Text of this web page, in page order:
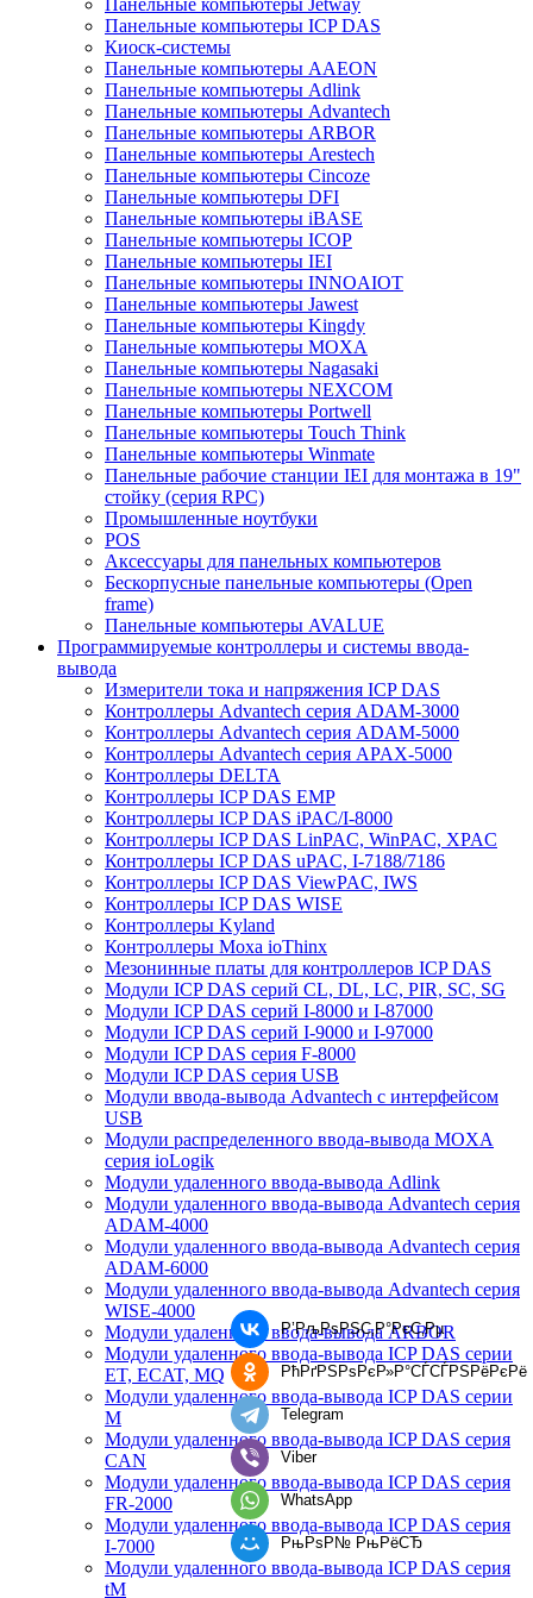
Панельные компьютеры Jetway
Панельные компьютеры ICP DAS
Киоск-системы
Панельные компьютеры AAEON
Панельные компьютеры Adlink
Панельные компьютеры Advantech
Панельные компьютеры ARBOR
Панельные компьютеры Arestech
Панельные компьютеры Cincoze
Панельные компьютеры DFI
Панельные компьютеры iBASE
Панельные компьютеры ICOP
Панельные компьютеры IEI
Панельные компьютеры INNOAIOT
Панельные компьютеры Jawest
Панельные компьютеры Kingdy
Панельные компьютеры MOXA
Панельные компьютеры Nagasaki
Панельные компьютеры NEXCOM
Панельные компьютеры Portwell
Панельные компьютеры Touch Think
Панельные компьютеры Winmate
Панельные рабочие станции IEI для монтажа в 19"
стойку (серия RPC)
Промышленные ноутбуки
POS
Аксессуары для панельных компьютеров
Бескорпусные панельные компьютеры (Open
frame)
Панельные компьютеры AVALUE
Программируемые контроллеры и системы ввода-
вывода
Измерители тока и напряжения ICP DAS
Контроллеры Advantech серия ADAM-3000
Контроллеры Advantech серия ADAM-5000
Контроллеры Advantech серия APAX-5000
Контроллеры DELTA
Контроллеры ICP DAS EMP
Контроллеры ICP DAS iPAC/I-8000
Контроллеры ICP DAS LinPAC, WinPAC, XPAC
Контроллеры ICP DAS uPAC, I-7188/7186
Контроллеры ICP DAS ViewPAC, IWS
Контроллеры ICP DAS WISE
Контроллеры Kyland
Контроллеры Moxa ioThinx
Мезонинные платы для контроллеров ICP DAS
Модули ICP DAS серий CL, DL, LC, PIR, SC, SG
Модули ICP DAS серий I-8000 и I-87000
Модули ICP DAS серий I-9000 и I-97000
Модули ICP DAS серия F-8000
Модули ICP DAS серия USB
Модули ввода-вывода Advantech с интерфейсом
USB
Модули распределенного ввода-вывода MOXA
серия ioLogik
Модули удаленного ввода-вывода Adlink
Модули удаленного ввода-вывода Advantech серия
ADAM-4000
Модули удаленного ввода-вывода Advantech серия
ADAM-6000
Модули удаленного ввода-вывода Advantech серия
WISE-4000
Модули удаленного ввода-вывода ARBOR
Модули удаленного ввода-вывода ICP DAS серии
ET, ECAT, MQ
Модули удаленного ввода-вывода ICP DAS серии
M
Модули удаленного ввода-вывода ICP DAS серия
CAN
Модули удаленного ввода-вывода ICP DAS серия
FR-2000
Модули удаленного ввода-вывода ICP DAS серия
I-7000
Модули удаленного ввода-вывода ICP DAS серия
tM
Р’РљРѕРЅС‚Р°РєС‚Рµ
РћРґРЅРѕРєР»Р°СЃСЃРЅРёРєРё
Telegram
Viber
WhatsApp
РњРѕР№ РњРёСЂ